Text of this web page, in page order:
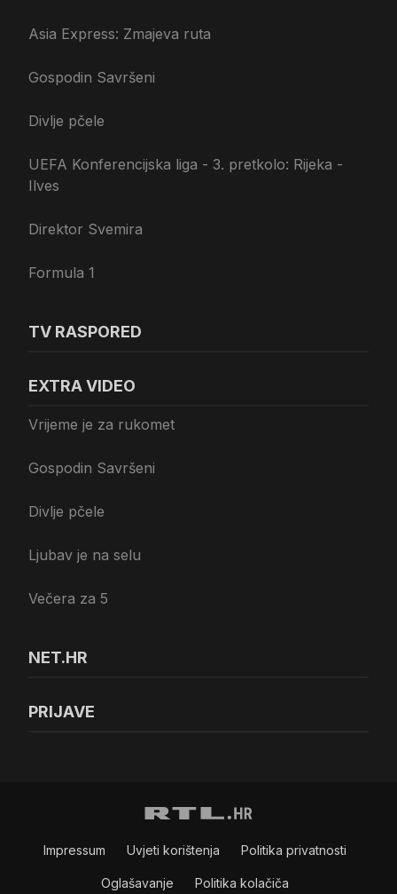
Asia Express: Zmajeva ruta
Gospodin Savršeni
Divlje pčele
UEFA Konferencijska liga - 3. pretkolo: Rijeka -
Ilves
Direktor Svemira
Formula 1
TV RASPORED
EXTRA VIDEO
Vrijeme je za rukomet
Gospodin Savršeni
Divlje pčele
Ljubav je na selu
Večera za 5
NET.HR
PRIJAVE
Impressum Uvjeti korištenja Politika privatnosti
Oglašavanje Politika kolačiča